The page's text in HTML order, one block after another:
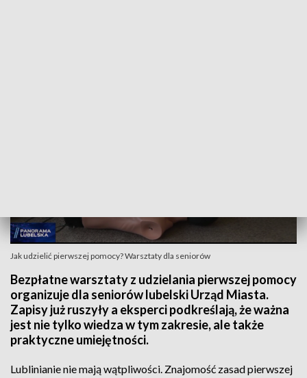
Jak udzielić pierwszej pomocy? Warsztaty dla seniorów
Bezpłatne warsztaty z udzielania pierwszej pomocy
organizuje dla seniorów lubelski Urząd Miasta.
Zapisy już ruszyły a eksperci podkreślają, że ważna
jest nie tylko wiedza w tym zakresie, ale także
praktyczne umiejętności.
Lublinianie nie mają wątpliwości. Znajomość zasad pierwszej